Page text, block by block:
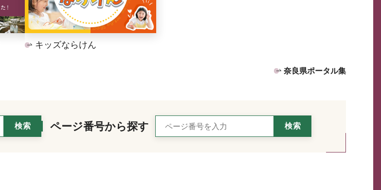
キッズならけん
奈良県ポータル集
ページ番号から探す